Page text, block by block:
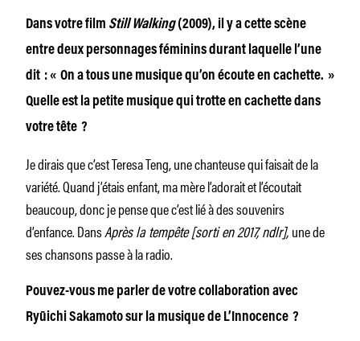
Dans votre film Still Walking(2009), il y a cette scène
entre deux personnages féminins durant laquelle l’une
dit : « On a tous une musique qu’on écoute en cachette. »
Quelle est la petite musique qui trotte en cachette dans
votre tête ?
Je dirais que c’est Teresa Teng, une chanteuse qui faisait de la
variété. Quand j’étais enfant, ma mère l’adorait et l’écoutait
beaucoup, donc je pense que c’est lié à des souvenirs
d’enfance. DansAprès la tempête [sorti en 2017, ndlr],une de
ses chansons passe à la radio.
Pouvez-vous me parler de votre collaboration avec
Ryūichi Sakamoto sur la musique de L’Innocence ?